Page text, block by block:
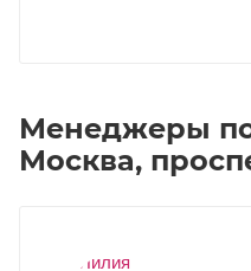
Менеджеры
Москва,